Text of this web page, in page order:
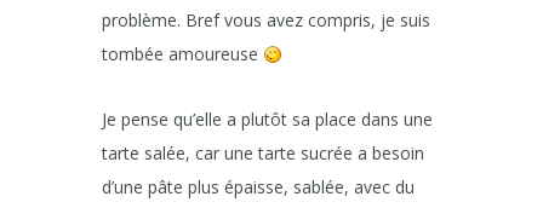
problème. Bref vous avez compris, je suis
tombée amoureuse
Je pense qu’elle a plutôt sa place dans une
tarte salée, car une tarte sucrée a besoin
d’une pâte plus épaisse, sablée, avec du